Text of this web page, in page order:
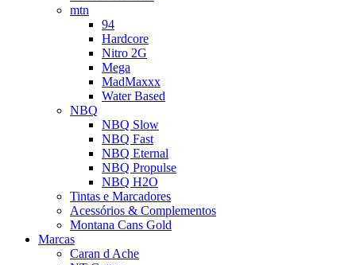
mtn
94
Hardcore
Nitro 2G
Mega
MadMaxxx
Water Based
NBQ
NBQ Slow
NBQ Fast
NBQ Eternal
NBQ Propulse
NBQ H2O
Tintas e Marcadores
Acessórios & Complementos
Montana Cans Gold
Marcas
Caran d Ache